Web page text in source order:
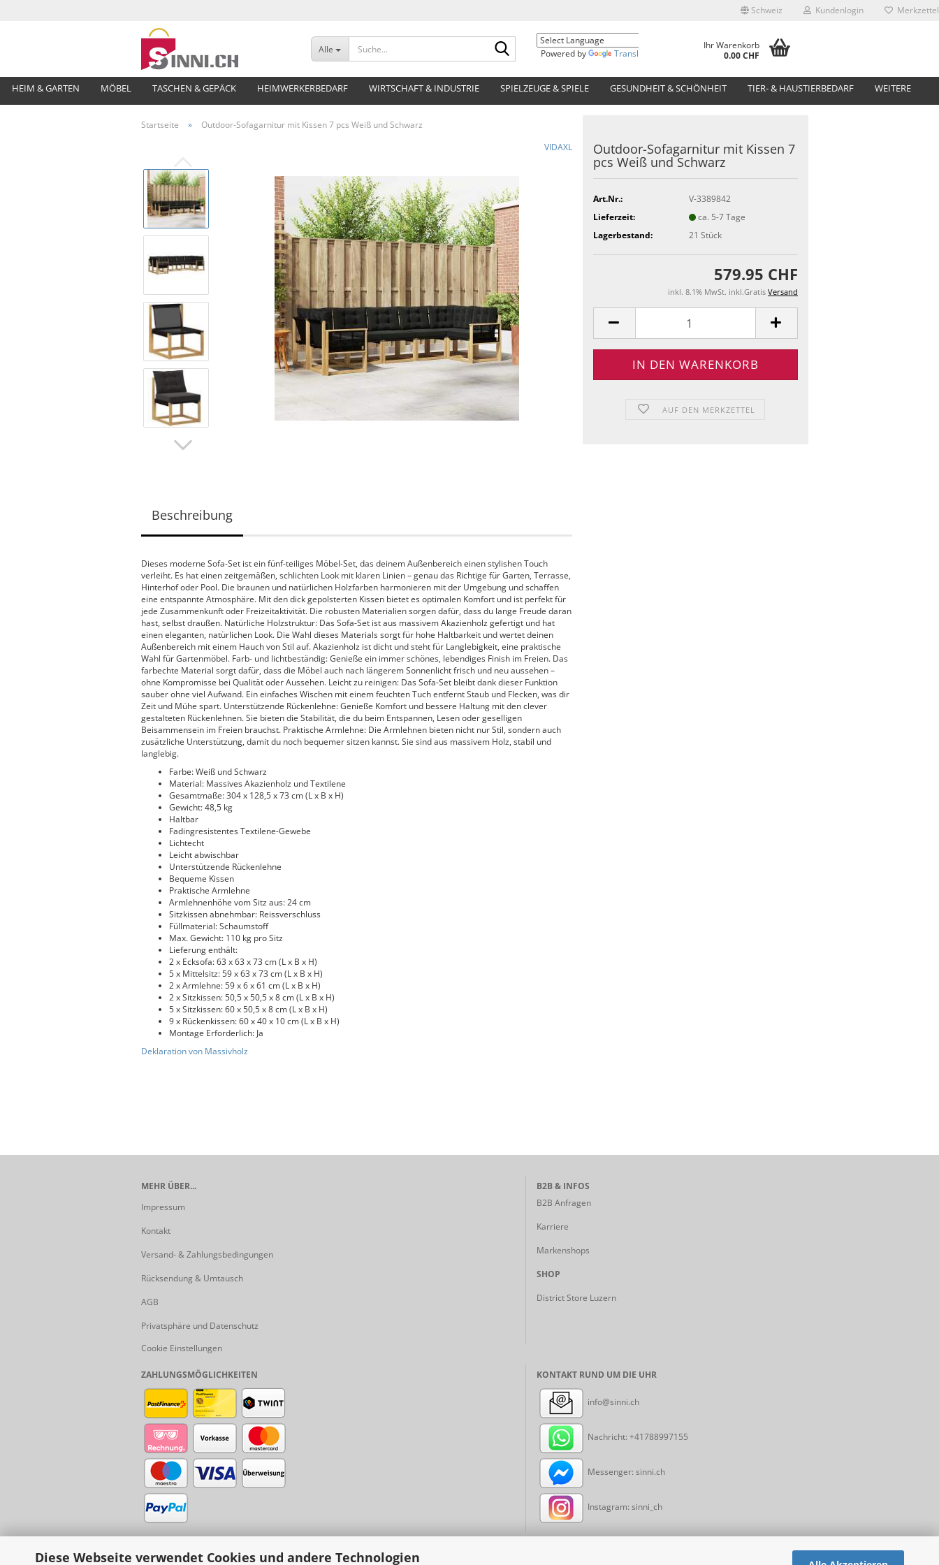
Diese Webseite verwendet Cookies und andere Technologien
Schweiz Kundenlogin Merkzettel
Alle
Suche...
Powered by
Translate
Ihr Warenkorb
0.00 CHF
HEIM & GARTEN MÖBEL TASCHEN & GEPÄCK HEIMWERKERBEDARF WIRTSCHAFT & INDUSTRIE SPIELZEUGE & SPIELE GESUNDHEIT & SCHÖNHEIT TIER- & HAUSTIERBEDARF WEITERE
Startseite »
Outdoor-Sofagarnitur mit Kissen 7 pcs Weiß und Schwarz
VIDAXL
Outdoor-Sofagarnitur mit Kissen 7
pcs Weiß und Schwarz
Art.Nr.:
V-3389842
Lieferzeit:
ca. 5-7 Tage
Lagerbestand:
21 Stück
579.95 CHF
inkl. 8.1% MwSt. inkl.Gratis Versand
AUF DEN MERKZETTEL
Beschreibung
Dieses moderne Sofa-Set ist ein fünf-teiliges Möbel-Set, das deinem Außenbereich einen stylishen Touch
verleiht. Es hat einen zeitgemäßen, schlichten Look mit klaren Linien – genau das Richtige für Garten, Terrasse,
Hinterhof oder Pool. Die braunen und natürlichen Holzfarben harmonieren mit der Umgebung und schaffen
eine entspannte Atmosphäre. Mit den dick gepolsterten Kissen bietet es optimalen Komfort und ist perfekt für
jede Zusammenkunft oder Freizeitaktivität. Die robusten Materialien sorgen dafür, dass du lange Freude daran
hast, selbst draußen. Natürliche Holzstruktur: Das Sofa-Set ist aus massivem Akazienholz gefertigt und hat
einen eleganten, natürlichen Look. Die Wahl dieses Materials sorgt für hohe Haltbarkeit und wertet deinen
Außenbereich mit einem Hauch von Stil auf. Akazienholz ist dicht und steht für Langlebigkeit, eine praktische
Wahl für Gartenmöbel. Farb- und lichtbeständig: Genieße ein immer schönes, lebendiges Finish im Freien. Das
farbechte Material sorgt dafür, dass die Möbel auch nach längerem Sonnenlicht frisch und neu aussehen –
ohne Kompromisse bei Qualität oder Aussehen. Leicht zu reinigen: Das Sofa-Set bleibt dank dieser Funktion
sauber ohne viel Aufwand. Ein einfaches Wischen mit einem feuchten Tuch entfernt Staub und Flecken, was dir
Zeit und Mühe spart. Unterstützende Rückenlehne: Genieße Komfort und bessere Haltung mit den clever
gestalteten Rückenlehnen. Sie bieten die Stabilität, die du beim Entspannen, Lesen oder geselligen
Beisammensein im Freien brauchst. Praktische Armlehne: Die Armlehnen bieten nicht nur Stil, sondern auch
zusätzliche Unterstützung, damit du noch bequemer sitzen kannst. Sie sind aus massivem Holz, stabil und
langlebig.
Farbe: Weiß und Schwarz
Material: Massives Akazienholz und Textilene
Gesamtmaße: 304 x 128,5 x 73 cm (L x B x H)
Gewicht: 48,5 kg
Haltbar
Fadingresistentes Textilene-Gewebe
Lichtecht
Leicht abwischbar
Unterstützende Rückenlehne
Bequeme Kissen
Praktische Armlehne
Armlehnenhöhe vom Sitz aus: 24 cm
Sitzkissen abnehmbar: Reissverschluss
Füllmaterial: Schaumstoff
Max. Gewicht: 110 kg pro Sitz
Lieferung enthält:
2 x Ecksofa: 63 x 63 x 73 cm (L x B x H)
5 x Mittelsitz: 59 x 63 x 73 cm (L x B x H)
2 x Armlehne: 59 x 6 x 61 cm (L x B x H)
2 x Sitzkissen: 50,5 x 50,5 x 8 cm (L x B x H)
5 x Sitzkissen: 60 x 50,5 x 8 cm (L x B x H)
9 x Rückenkissen: 60 x 40 x 10 cm (L x B x H)
Montage Erforderlich: Ja
Deklaration von Massivholz
MEHR ÜBER...
Impressum
Kontakt
Versand- & Zahlungsbedingungen
Rücksendung & Umtausch
AGB
Privatsphäre und Datenschutz
Cookie Einstellungen
B2B & INFOS
B2B Anfragen
Karriere
Markenshops
SHOP
District Store Luzern
ZAHLUNGSMÖGLICHKEITEN KONTAKT RUND UM DIE UHR
info@sinni.ch
Nachricht: +41788997155
Messenger: sinni.ch
Instagram: sinni_ch